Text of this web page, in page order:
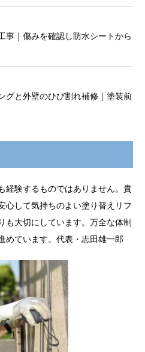
事｜傷みを確認し防水シートから
グと外壁のひび割れ補修｜塗装前
経験するものではありません。貴
心して気持ちのよい塗り替えリフ
も大切にしています。万全な体制
めています。代表・志田雄一郎